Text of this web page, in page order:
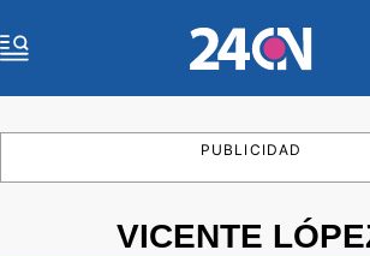
PUBLICIDAD
VICENTE